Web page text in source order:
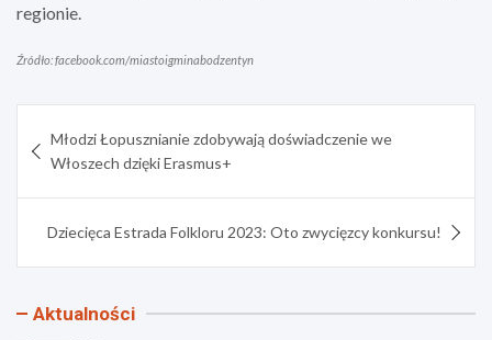
regionie.
Źródło: facebook.com/miastoigminabodzentyn
wpisu
Młodzi Łopusznianie zdobywają doświadczenie we
Włoszech dzięki Erasmus+
Dziecięca Estrada Folkloru 2023: Oto zwycięzcy konkursu!
Aktualności